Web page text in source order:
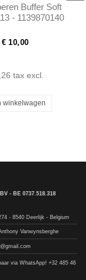
Buffer Soft
- 1139870140
€ 10,00
tax excl.
winkelwagen
- BE 0737.518.318
- 8540 Deerlijk - Belgium
Vanwynsberghe
via WhatsApp! +32 485 46